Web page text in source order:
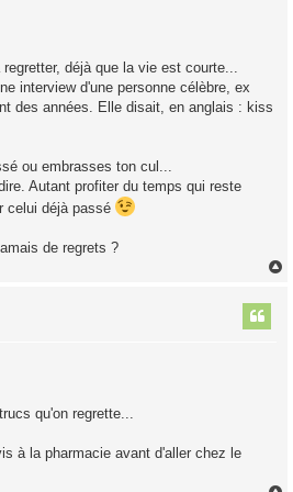
déjà que la vie est courte...
interview d'une personne célèbre, ex
des années. Elle disait, en anglais : kiss
ou embrasses ton cul...
Autant profiter du temps qui reste
celui déjà passé
de regrets ?
qu'on regrette...
à la pharmacie avant d'aller chez le